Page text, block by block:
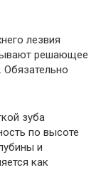
лезвия
решающее
зуба
по высоте
и
как